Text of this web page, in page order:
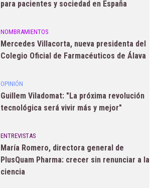
para pacientes y sociedad en España
NOMBRAMIENTOS
Mercedes Villacorta, nueva presidenta del
Colegio Oficial de Farmacéuticos de Álava
OPINIÓN
Guillem Viladomat: "La próxima revolución
tecnológica será vivir más y mejor"
ENTREVISTAS
María Romero, directora general de
PlusQuam Pharma: crecer sin renunciar a la
ciencia